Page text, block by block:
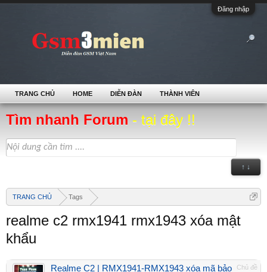
Đăng nhập
Tìm nhanh Forum - tại đây !!
↑ ↓
TRANG CHỦ Tags
realme c2 rmx1941 rmx1943 xóa mật
khẩu
Chủ đề
Realme C2 | RMX1941-RMX1943 xóa mã bảo
TRANG CHỦ HOME DIỄN ĐÀN THÀNH VIÊN